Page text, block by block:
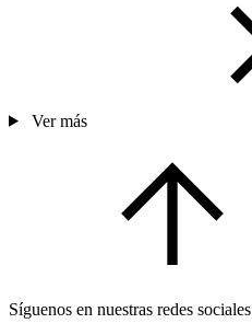
Ver más
Síguenos en nuestras redes sociales